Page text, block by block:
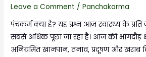
Leave a Comment /Panchakarma
पंचकर्म क्या है? यह प्रश्न आज स्वास्थ्य के प्रति
सबसे अधिक पूछा जा रहा है। आज की भागदौड़
अनियमित खानपान, तनाव, प्रदूषण और खराब